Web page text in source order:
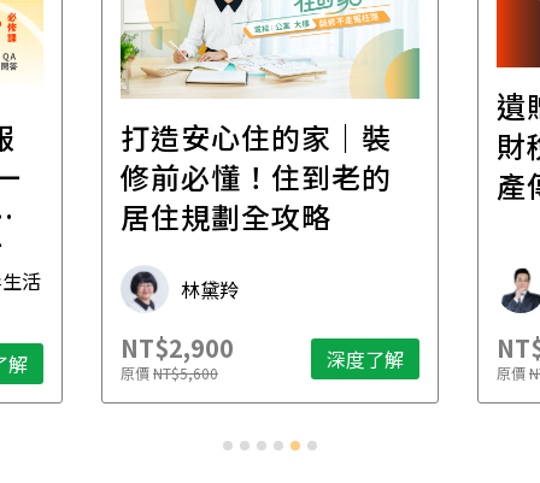
活
解
打造安心住的家｜裝
修前必懂！住到老的
居住規劃全攻略
林黛羚
NT$2,900
原價NT$5,600 深度了解
遺
財
產
原價